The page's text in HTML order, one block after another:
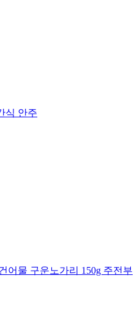
식 안주
어물 구운노가리 150g 주전부